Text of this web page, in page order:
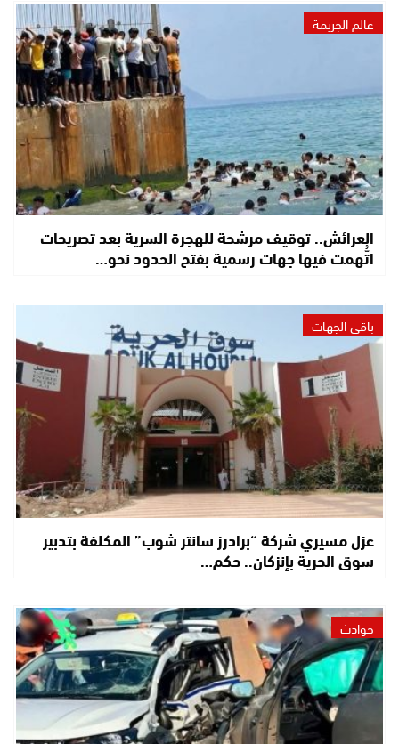
عالم الجريمة
العرائش.. توقيف مرشحة للهجرة السرية بعد تصريحات
اتُّهمت فيها جهات رسمية بفتح الحدود نحو…
باقي الجهات
عزل مسيري شركة “برادرز سانتر شوب” المكلفة بتدبير
سوق الحرية بإنزكان.. حكم…
حوادث